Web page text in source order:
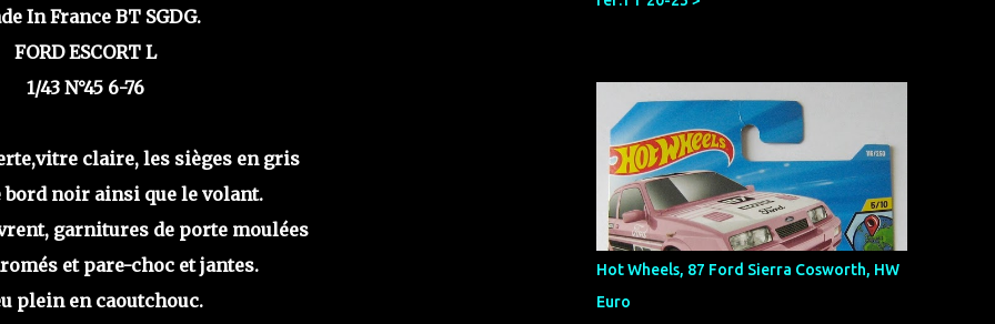
In France BT SGDG.
FORD ESCORT L
1/43 N°45 6-76
itre claire, les sièges en gris
bord noir ainsi que le volant.
garnitures de porte moulées
et pare-choc et jantes.
plein en caoutchouc.
Hot Wheels, 87 Ford Sierra Cosworth, HW
Euro